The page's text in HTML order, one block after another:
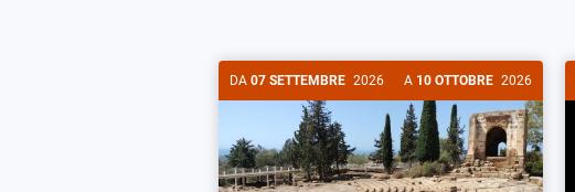
DA 07 SETTEMBRE 2026 A 10 OTTOBRE 2026